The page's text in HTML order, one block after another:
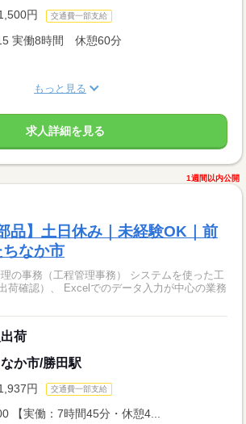
円 交通費一部支給
実働8時間 休憩60分
もっと見る
求人詳細を見る
1週間以内公開
品】土日休み｜未経験OK｜前
なか市
ータ入力が中心の業務
荷
か市/勝田駅
円 交通費一部支給
【実働：7時間45分・休憩4...